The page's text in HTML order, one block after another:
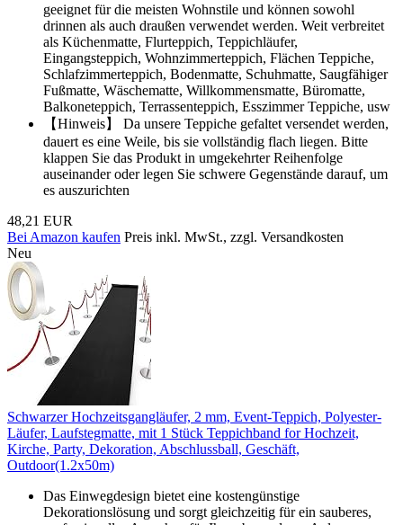
geeignet für die meisten Wohnstile und können sowohl
drinnen als auch draußen verwendet werden. Weit verbreitet
als Küchenmatte, Flurteppich, Teppichläufer,
Eingangsteppich, Wohnzimmerteppich, Flächen Teppiche,
Schlafzimmerteppich, Bodenmatte, Schuhmatte, Saugfähiger
Fußmatte, Wäschematte, Willkommensmatte, Büromatte,
Balkoneteppich, Terrassenteppich, Esszimmer Teppiche, usw
【Hinweis】 Da unsere Teppiche gefaltet versendet werden,
dauert es eine Weile, bis sie vollständig flach liegen. Bitte
klappen Sie das Produkt in umgekehrter Reihenfolge
auseinander oder legen Sie schwere Gegenstände darauf, um
es auszurichten
48,21 EUR
Bei Amazon kaufen Preis inkl. MwSt., zzgl. Versandkosten
Neu
Schwarzer Hochzeitsgangläufer, 2 mm, Event-Teppich, Polyester-
Läufer, Laufstegmatte, mit 1 Stück Teppichband for Hochzeit,
Kirche, Party, Dekoration, Abschlussball, Geschäft,
Outdoor(1.2x50m)
Das Einwegdesign bietet eine kostengünstige
Dekorationslösung und sorgt gleichzeitig für ein sauberes,